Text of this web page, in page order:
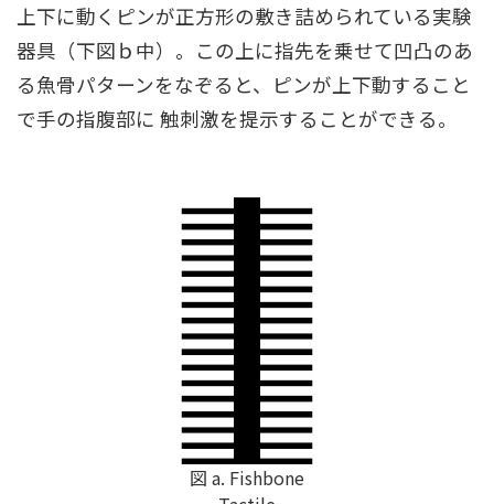
上下に動くピンが正方形の敷き詰められている実験
器具（下図ｂ中）。この上に指先を乗せて凹凸のあ
る魚骨パターンをなぞると、ピンが上下動すること
で手の指腹部に 触刺激を提示することができる。
図 a. Fishbone